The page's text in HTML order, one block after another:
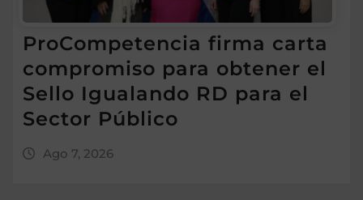
ProCompetencia firma carta
compromiso para obtener el
Sello Igualando RD para el
Sector Público
Ago 7, 2026